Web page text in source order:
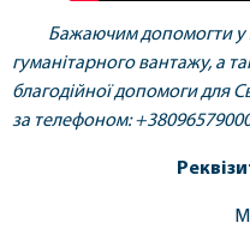
Бажаючим допомогти у
гуманітарного вантажу, а
благодійної допомоги для
за телефоном: